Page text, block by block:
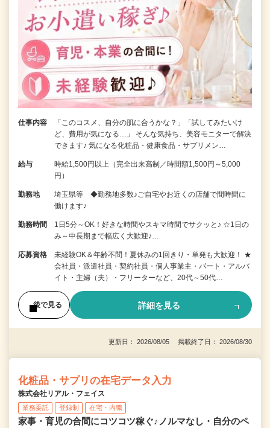
仕事内容
「このコスメ、自分の肌に合うかな？」「試してみたいけ
ど、費用が気になる…」 そんな気持ち、美容モニターで解決
できます♪ 気になる化粧品・健康食品・サプリメン…
給与
時給1,500円以上（完全出来高制／時間額1,500円～5,000
円）
勤務地
埼玉県等 ◆勤務地多数♪ご自宅やお近くの店舗で間時間に
働けます♪
勤務時間
1日5分～OK！好きな時間やスキマ時間でサクッと♪ ☆1日の
み～中長期まで幅広く大歓迎♪…
応募資格
未経験OK＆年齢不問！夏休みの1回きり・単発も大歓迎！ ★
会社員・派遣社員・契約社員・個人事業主・パート・アルバ
イト・主婦（夫）・フリーターなど、20代～50代…
後で見る 詳細を見る
更新日： 2026/08/05 掲載終了日： 2026/08/30
化粧品・サプリの在宅データ入力
株式会社リアル・フェイス
業務委託 登録制 在宅・内職
家事・育児の合間にコツコツ稼ぐ♪ノルマなし・自分のペ